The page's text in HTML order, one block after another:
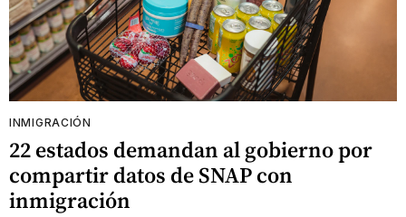
INMIGRACIÓN
22 estados demandan al gobierno por
compartir datos de SNAP con
inmigración